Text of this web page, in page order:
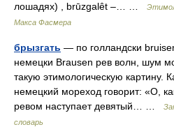
лошадях) , brūzgalêt –… …
Макса Фасмера
брызгать — по голландски
немецки Brausen рев волн, шум
такую этимологическую картину.
немецкий мореход говорит: «О,
ревом наступает девятый… …
словарь